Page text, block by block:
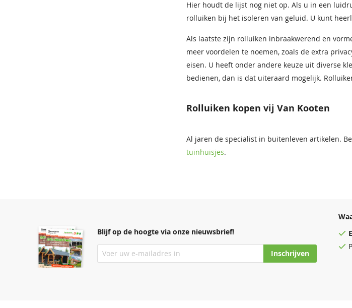
Hier houdt de lijst nog niet op. Als u in een
rolluiken bij het isoleren van geluid. U kunt
Als laatste zijn rolluiken inbraakwerend en
meer voordelen te noemen, zoals de extra
eisen. U heeft onder andere keuze uit diverse
bedienen, dan is dat uiteraard mogelijk.
Rolluiken kopen vij Van Kooten
Al jaren de specialist in buitenleven artikelen.
tuinhuisjes.
Blijf op de hoogte via onze nieuwsbrief!
Inschrijven